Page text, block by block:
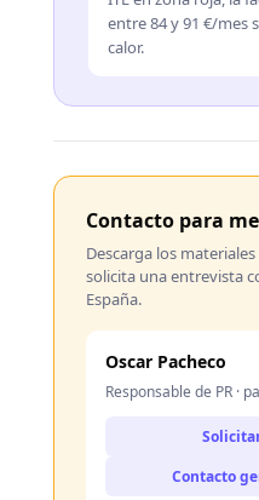
entre 84 y 91 €/mes
calor.
Contacto para
Descarga los
solicita una entrevista
España.
Oscar Pacheco
Responsable de PR ·
Contacto